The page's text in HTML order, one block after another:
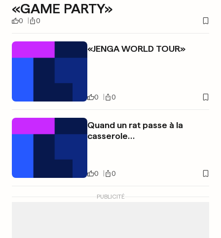
«GAME PARTY»
0 0
«JENGA WORLD TOUR»
0 0
Quand un rat passe à la
casserole…
0 0
PUBLICITÉ